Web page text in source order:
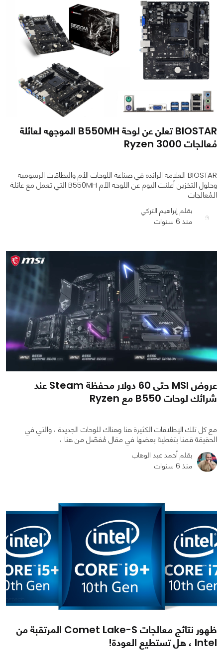
1346
BIOSTAR تعلن عن لوحة B550MH الموجهه لعائلة
مُعالجات Ryzen 3000
BIOSTAR العلامه الرائده في صناعة اللوحات الأم والبطاقات الرسوميه
وحلول التخزين أعلنت اليوم عن اللوحه الأم B550MH التي تعمل مع عائلة
المُعالجات
بقلم إبراهيم التركي
منذ 6 سنوات
عروض MSI حتى 60 دولار محفظة Steam عند
شرائك لوحات B550 مع Ryzen
مع كل تلك الإطلاقات الكثيرة هنا وهناك للوحات الجديدة ، والتي في
الحقيقة قمنا بتغطية بعضها في مقال مُفصّل من هنا ،
بقلم أحمد عبد الوهاب
منذ 6 سنوات
ظهور نتائج معالجات Comet Lake-S المرتقبة من
Intel ، هل تستطيع العودة!